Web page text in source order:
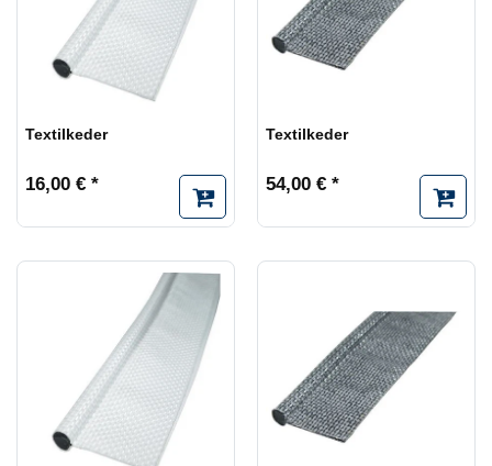
Textilkeder
16,00 € *
Textilkeder
54,00 € *